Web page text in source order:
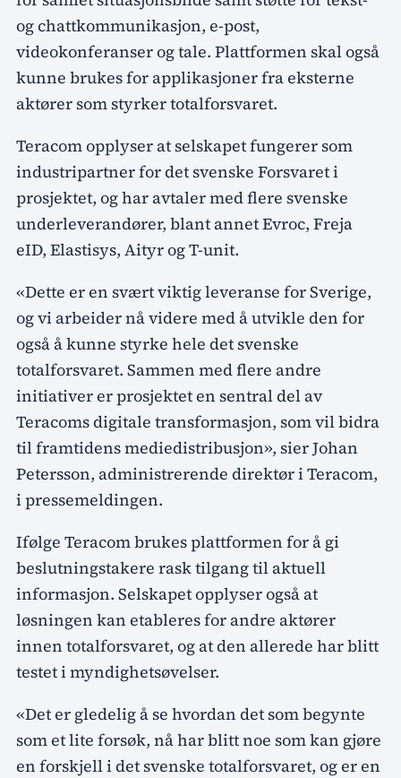
og chattkommunikasjon, e-post,
videokonferanser og tale. Plattformen skal også
kunne brukes for applikasjoner fra eksterne
aktører som styrker totalforsvaret.
Teracom opplyser at selskapet fungerer som
industripartner for det svenske Forsvaret i
prosjektet, og har avtaler med flere svenske
underleverandører, blant annet Evroc, Freja
eID, Elastisys, Aityr og T-unit.
«Dette er en svært viktig leveranse for Sverige,
og vi arbeider nå videre med å utvikle den for
også å kunne styrke hele det svenske
totalforsvaret. Sammen med flere andre
initiativer er prosjektet en sentral del av
Teracoms digitale transformasjon, som vil bidra
til framtidens mediedistribusjon», sier Johan
Petersson, administrerende direktør i Teracom,
i pressemeldingen.
Ifølge Teracom brukes plattformen for å gi
beslutningstakere rask tilgang til aktuell
informasjon. Selskapet opplyser også at
løsningen kan etableres for andre aktører
innen totalforsvaret, og at den allerede har blitt
testet i myndighetsøvelser.
«Det er gledelig å se hvordan det som begynte
som et lite forsøk, nå har blitt noe som kan gjøre
en forskjell i det svenske totalforsvaret, og er en